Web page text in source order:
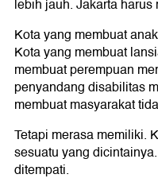
lebih jauh. Jakarta
Kota yang membuat
Kota yang membuat
membuat perempuan
penyandang disabilitas
membuat masyarakat
Tetapi merasa memiliki.
sesuatu yang
ditempati.